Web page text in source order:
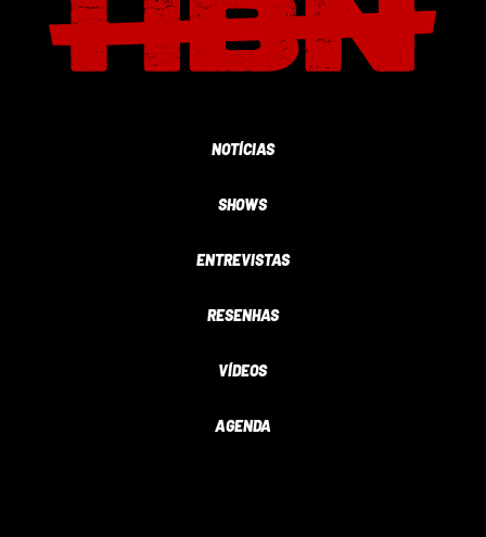
NOTÍCIAS
SHOWS
ENTREVISTAS
RESENHAS
VÍDEOS
AGENDA